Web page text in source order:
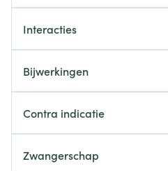
Interacties
Bijwerkingen
Mogelijke bijwerkingen
Contra indicatie
Zwangerschap